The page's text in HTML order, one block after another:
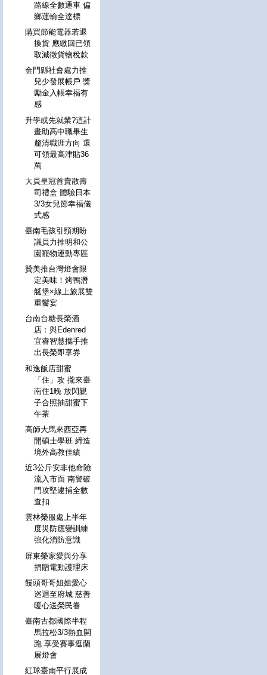
路線全數通車 偏
鄉運輸全達標
購買節能電器若退
換貨 應繳回已領
取減徵貨物稅款
金門縣社會處力推
兒少發展帳戶 獎
勵金入帳幸福有
感
升學或先就業?這計
畫助高中職畢生
釐清職涯方向 還
可領最高津貼36
萬
大員皇冠首賣散壽
司禮盒 體驗日本
3/3女兒節幸福儀
式感
臺南毛孩引頸期盼
議員力推明和公
園寵物運動專區
贊美推台灣燈會限
定美味！烤鴨潛
艇堡×線上旅展雙
重饗宴
台南台糖長榮酒
店：與Edenred
宜睿智慧攜手推
出長榮即享券
和逸飯店甜蜜
「住」攻 攏來臺
南住1晚 放閃親
子合照抽甜蜜下
午茶
高師大馬來西亞再
開碩士學班 締造
境外高教佳績
近3公斤安非他命險
流入市面 南警破
門攻堅逮捕全數
查扣
雲林榮服處上半年
度災防應變訓練
強化消防意識
屏東榮家愛與分享
捐贈電動護理床
饅頭哥哥姐姐愛心
巡迴至府城 慈善
暖心送榮民眷
臺南古都國際半程
馬拉松3/3熱血開
跑 享受賽事逛蘭
展燈會
紅球臺南平行展成